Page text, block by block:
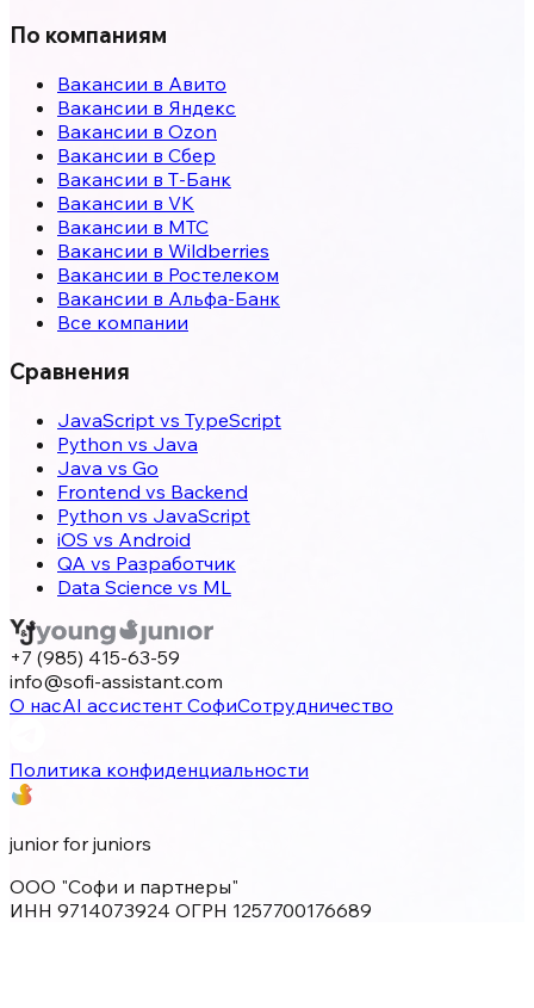
По компаниям
Вакансии в Авито
Вакансии в Яндекс
Вакансии в Ozon
Вакансии в Сбер
Вакансии в Т-Банк
Вакансии в VK
Вакансии в МТС
Вакансии в Wildberries
Вакансии в Ростелеком
Вакансии в Альфа-Банк
Все компании
Сравнения
JavaScript vs TypeScript
Python vs Java
Java vs Go
Frontend vs Backend
Python vs JavaScript
iOS vs Android
QA vs Разработчик
Data Science vs ML
+7 (985) 415-63-59
info@sofi-assistant.com
О насAI ассистент СофиСотрудничество
Политика конфиденциальности
junior for juniors
ООО "Софи и партнеры"
ИНН 9714073924 ОГРН 1257700176689